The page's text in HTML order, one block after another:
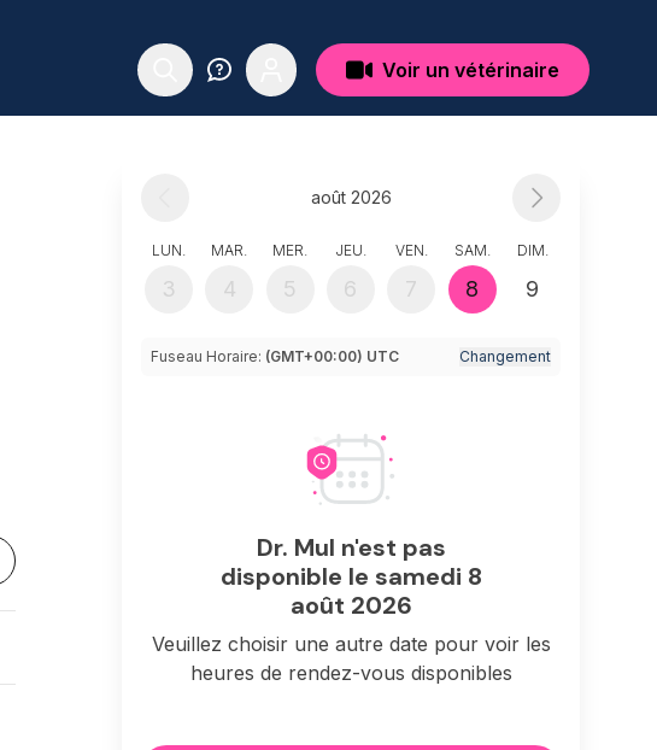
Voir un vétérinaire
août 2026
LUN.
3
MAR.
4
MER.
5
JEU.
6
VEN.
7
SAM.
8
DIM.
9
Fuseau Horaire: (GMT+00:00) UTC Changement
Dr. Mul n'est pas
disponible le samedi 8
août 2026
Veuillez choisir une autre date pour voir les
heures de rendez-vous disponibles